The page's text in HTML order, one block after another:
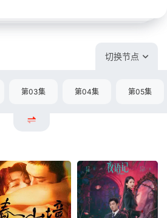
切换节点
第03集 第04集 第05集